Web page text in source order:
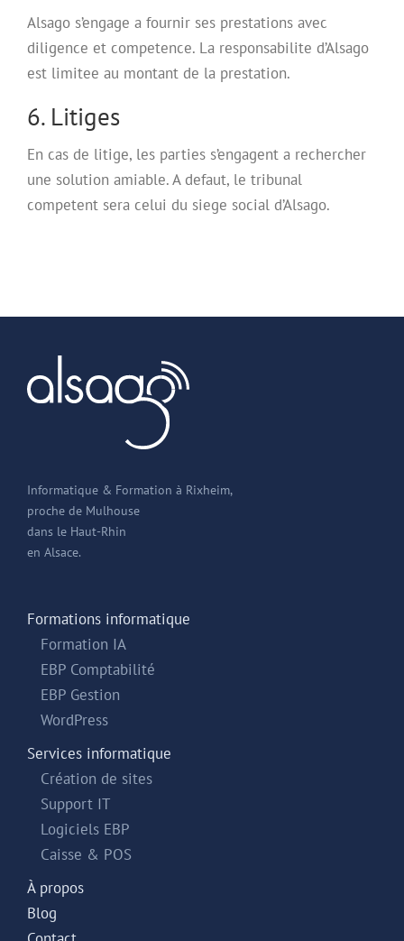
Alsago s’engage a fournir ses prestations avec
diligence et competence. La responsabilite d’Alsago
est limitee au montant de la prestation.
6. Litiges
En cas de litige, les parties s’engagent a rechercher
une solution amiable. A defaut, le tribunal
competent sera celui du siege social d’Alsago.
Informatique & Formation à Rixheim,
proche de Mulhouse
dans le Haut-Rhin
en Alsace.
Formations informatique
Formation IA
EBP Comptabilité
EBP Gestion
WordPress
Services informatique
Création de sites
Support IT
Logiciels EBP
Caisse & POS
À propos
Blog